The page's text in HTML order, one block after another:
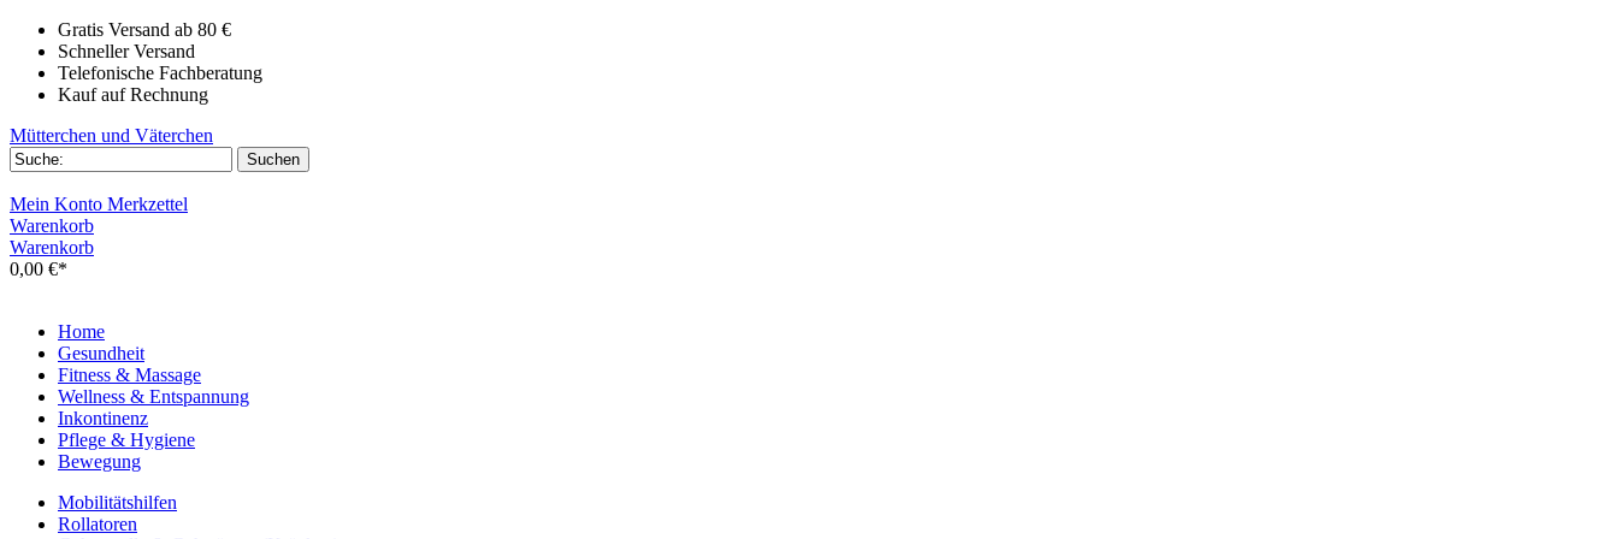
Gratis Versand ab 80 €
Schneller Versand
Telefonische Fachberatung
Kauf auf Rechnung
Mütterchen und Väterchen
Mein Konto Merkzettel
Warenkorb
Warenkorb
0,00 €*
Home
Gesundheit
Fitness & Massage
Wellness & Entspannung
Inkontinenz
Pflege & Hygiene
Bewegung
Mobilitätshilfen
Rollatoren